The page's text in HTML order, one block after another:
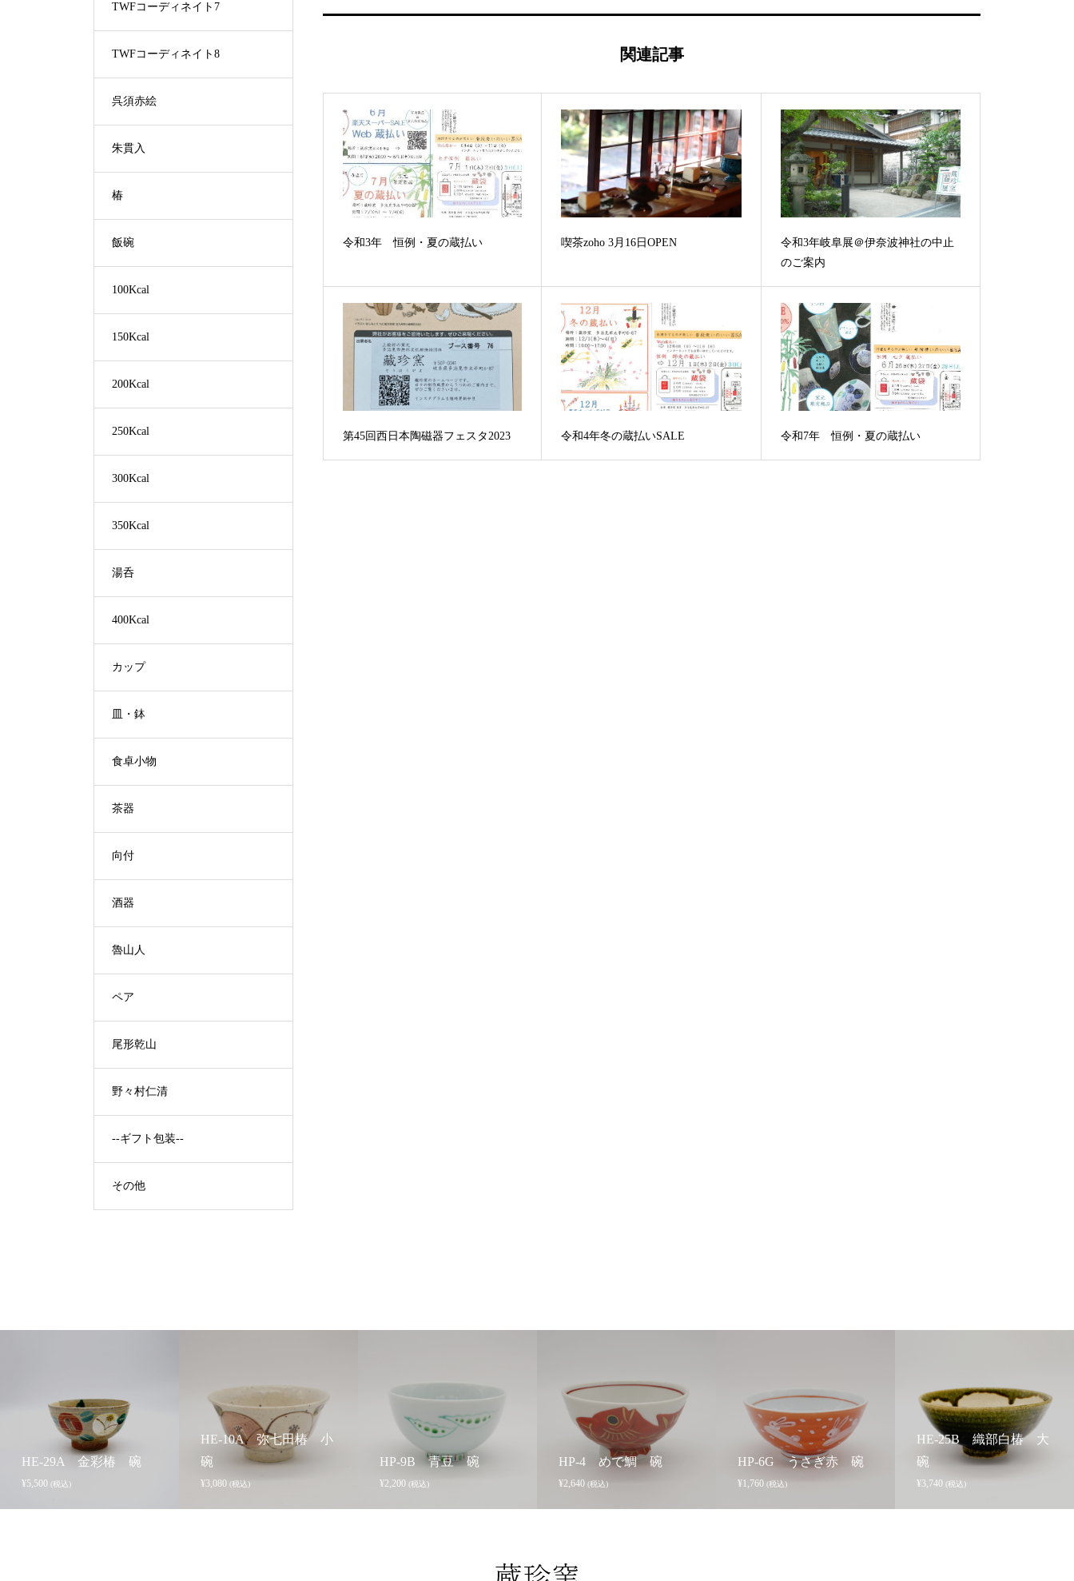
関連記事
令和3年 恒例・夏の蔵払い 喫茶zoho 3月16日OPEN
令和3年岐阜展＠伊奈波神社の中止
のご案内
第45回西日本陶磁器フェスタ2023 令和4年冬の蔵払いSALE 令和7年 恒例・夏の蔵払い
TWFコーディネイト7
TWFコーディネイト8
呉須赤絵
朱貫入
椿
飯碗
100Kcal
150Kcal
200Kcal
250Kcal
300Kcal
350Kcal
湯呑
400Kcal
カップ
皿・鉢
食卓小物
茶器
向付
酒器
魯山人
ペア
尾形乾山
野々村仁清
--ギフト包装--
その他
HE-29A 金彩椿 碗
¥5,500 (税込)
HE-10A 弥七田椿 小
碗
¥3,080 (税込)
HP-9B 青豆 碗
¥2,200 (税込)
HP-4 めで鯛 碗
¥2,640 (税込)
HP-6G うさぎ赤 碗
¥1,760 (税込)
HE-25B 織部白椿 大
碗
¥3,740 (税込)